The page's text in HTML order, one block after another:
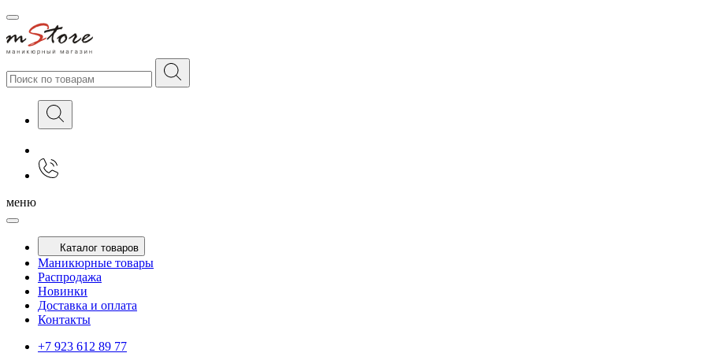
меню
Каталог товаров
Маникюрные товары
Распродажа
Новинки
Доставка и оплата
Контакты
+7 923 612 89 77